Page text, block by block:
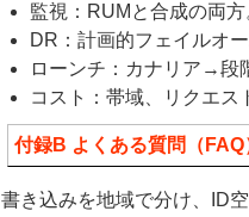
監視：RUMと合成の両
DR：計画的フェイルオ
ローンチ：カナリア→段
コスト：帯域、リクエス
付録B よくある質問（FAQ
書き込みを地域で分け、ID